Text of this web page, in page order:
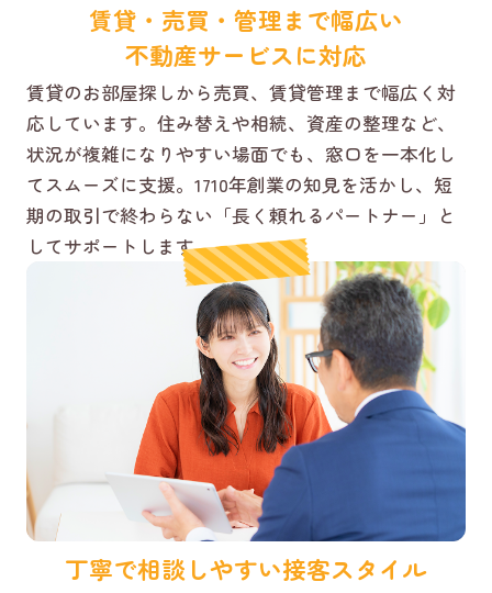
賃貸・売買・管理まで幅広い
不動産サービスに対応
賃貸のお部屋探しから売買、賃貸管理まで幅広く対
応しています。住み替えや相続、資産の整理など、
状況が複雑になりやすい場面でも、窓口を一本化し
てスムーズに支援。1710年創業の知見を活かし、短
期の取引で終わらない「長く頼れるパートナー」と
してサポートします。
丁寧で相談しやすい接客スタイル